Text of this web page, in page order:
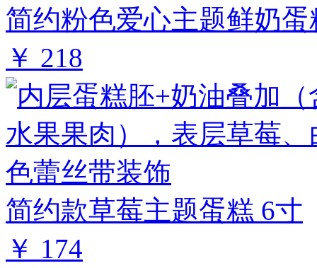
简约粉色爱心主题鲜奶蛋
￥ 218
简约款草莓主题蛋糕 6寸
￥ 174